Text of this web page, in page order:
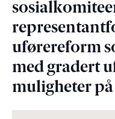
uførereform
med gradert
muligheter